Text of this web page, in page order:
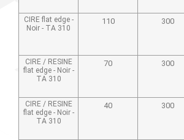
CIRE flat edge -
Noir - TA 310
110 300
CIRE / RESINE
flat edge - Noir -
TA 310
70 300
CIRE / RESINE
flat edge - Noir -
TA 310
40 300